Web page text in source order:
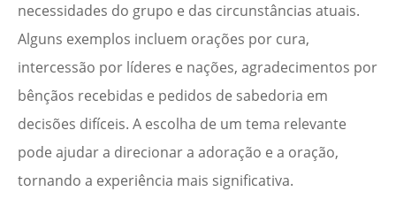
necessidades do grupo e das circunstâncias atuais.
Alguns exemplos incluem orações por cura,
intercessão por líderes e nações, agradecimentos por
bênçãos recebidas e pedidos de sabedoria em
decisões difíceis. A escolha de um tema relevante
pode ajudar a direcionar a adoração e a oração,
tornando a experiência mais significativa.